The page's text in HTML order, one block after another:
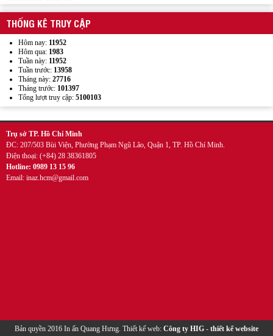
Wobbler quảng cáo
THỐNG KÊ TRUY CẬP
Hôm nay: 11952
Hôm qua: 1983
Tuần này: 11952
Tuần trước: 13958
Tháng này: 27716
Tháng trước: 101397
Tổng lượt truy cập: 5100103
Trụ sở TP. Hồ Chí Minh
ĐC: 207/503 Bùi Viện, Phường Phạm Ngũ Lão, Quận 1, TP. Hồ Chí Minh.
Điện thoại: (+84) 28 38361805
Hotline: 0989 13 15 96
Email: inaz.hcm@gmail.com
Bản quyền 2016 In ấn Quang Hưng. Thiết kế web: Công ty HIG - thiết kế website